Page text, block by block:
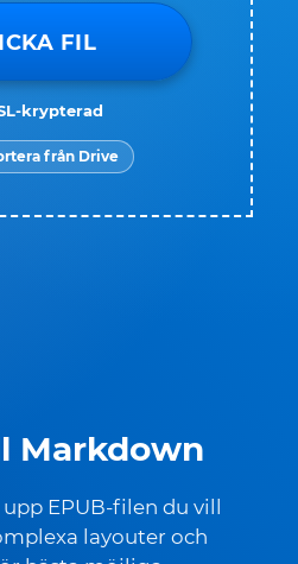
Markdown
EPUB-filen du vill
layouter och
FIL
krypterad
från Drive